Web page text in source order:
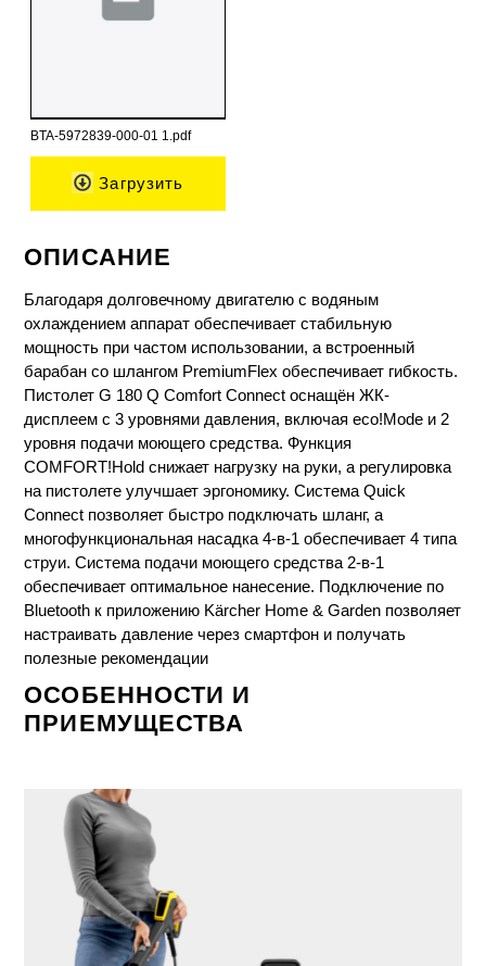
BTA-5972839-000-01 1.pdf
Загрузить
ОПИСАНИЕ
Благодаря долговечному двигателю с водяным
охлаждением аппарат обеспечивает стабильную
мощность при частом использовании, а встроенный
барабан со шлангом PremiumFlex обеспечивает гибкость.
Пистолет G 180 Q Comfort Connect оснащён ЖК-
дисплеем с 3 уровнями давления, включая eco!Mode и 2
уровня подачи моющего средства. Функция
COMFORT!Hold снижает нагрузку на руки, а регулировка
на пистолете улучшает эргономику. СистемаQuick
Connect позволяет быстро подключать шланг, а
многофункциональная насадка 4-в-1 обеспечивает 4 типа
струи. Система подачи моющего средства 2-в-1
обеспечивает оптимальное нанесение. Подключение по
Bluetooth к приложению Kärcher Home & Garden позволяет
настраивать давление через смартфон и получать
полезные рекомендации
ОСОБЕННОСТИ И
ПРИЕМУЩЕСТВА